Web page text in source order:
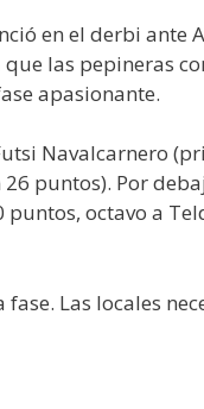
en el derbi ante
las pepineras
apasionante.
Navalcarnero
puntos). Por
puntos, octavo a
Las locales